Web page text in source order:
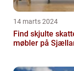
14 marts 2024
Find skjulte
møbler på